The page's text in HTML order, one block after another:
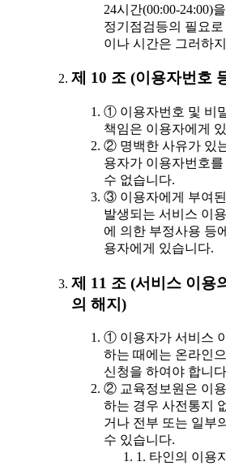
24시간(00:00-24:00)
정기점검등의 필요
이나 시간은 그러하
제 10 조 (이용자번호
① 이용자번호 및 비
책임은 이용자에게
② 명백한 사유가 있
용자가 이용자번호
수 없습니다.
③ 이용자에게 부여
발생되는 서비스 이
에 의한 부정사용 등
용자에게 있습니다.
제 11 조 (서비스 이용
의 해지)
① 이용자가 서비스
하는 때에는 온라인
신청을 하여야 합니
② 교육정보원은 이
하는 경우 사전통지
거나 전부 또는 일부
수 있습니다.
1. 타인의 이용